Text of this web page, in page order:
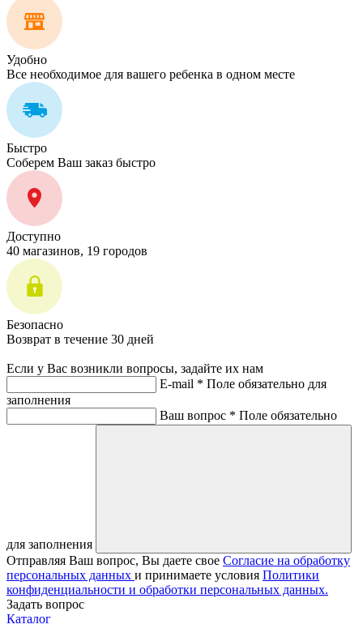
Удобно
Все необходимое для вашего ребенка в одном месте
Быстро
Соберем Ваш заказ быстро
Доступно
40 магазинов, 19 городов
Безопасно
Возврат в течение 30 дней
Если у Вас возникли вопросы, задайте их нам
E-mail * Поле обязательно для
заполнения
Ваш вопрос * Поле обязательно
для заполнения
Отправляя Ваш вопрос, Вы даете свое Согласие на обработку
персональных данных и принимаете условия Политики
конфиденциальности и обработки персональных данных.
Задать вопрос
Каталог